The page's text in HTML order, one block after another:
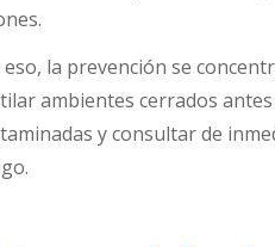
eso, la prevención se
ambientes cerrados
y consultar de